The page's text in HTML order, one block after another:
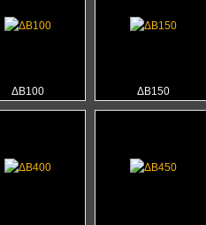
ΔΒ100 ΔΒ150